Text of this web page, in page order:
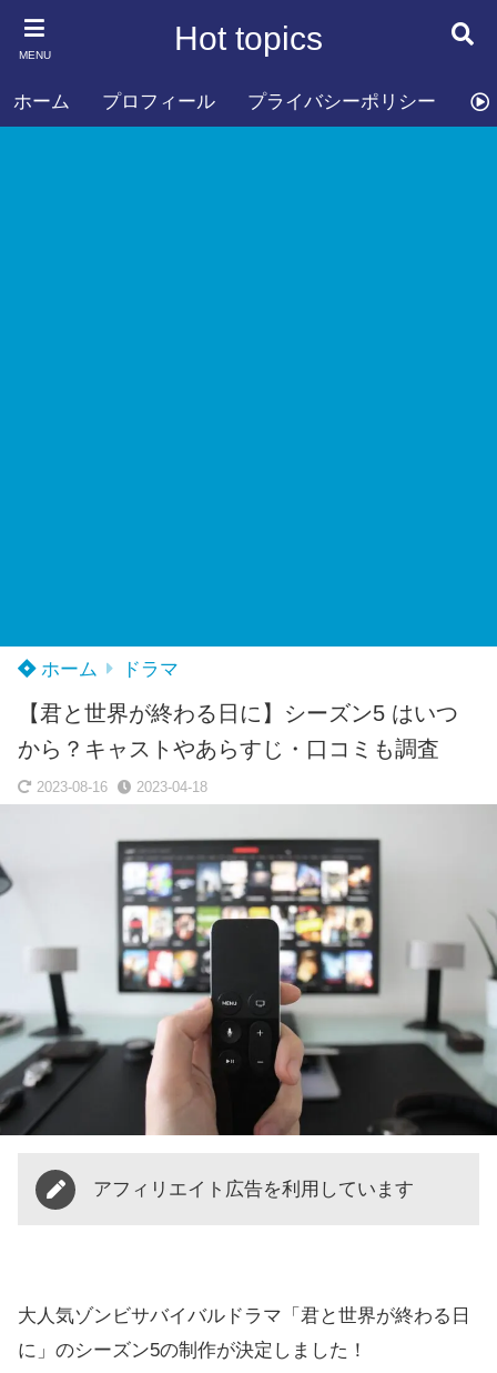
MENU Hot topics
ホーム プロフィール プライバシーポリシー お
ホーム ドラマ
【君と世界が終わる日に】シーズン5 はいつ
から？キャストやあらすじ・口コミも調査
2023-08-16 2023-04-18
アフィリエイト広告を利用しています
大人気ゾンビサバイバルドラマ「君と世界が終わる日
に」のシーズン5の制作が決定しました！